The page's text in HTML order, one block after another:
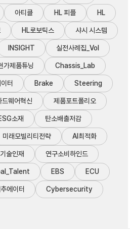
아티클 HL 피플 HL
HL로보틱스 샤시 시스템
INSIGHT 실전사례집_Vol
가제품튜닝 Chassis_Lab
터 Brake Steering
드웨어혁신 제품포트폴리오
소재 탄소배출저감
미래모빌리티전략 AI최적화
기술인재 연구소비하인드
EBS ECU
에이터 Cybersecurity